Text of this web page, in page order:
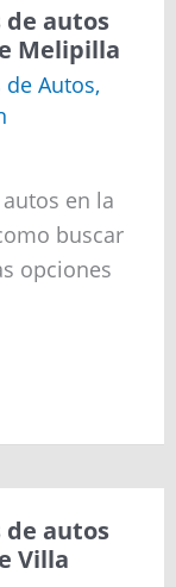
de autos
Melipilla
de Autos,
en la
buscar
opciones
de autos
Villa